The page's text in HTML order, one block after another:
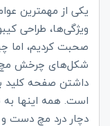
یکی از مهمترین
ویژگی‌ها، طراحی
صحبت کردیم، اما
شکل‌های چرخش مچ
داشتن صفحه کلید
است. همه اینها به
دچار درد مچ دست و